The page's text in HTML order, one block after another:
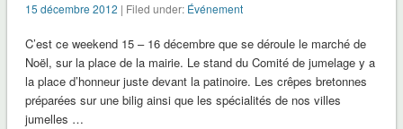
15 décembre 2012 | Filed under: Événement
C’est ce weekend 15 – 16 décembre que se déroule le marché de
Noël, sur la place de la mairie. Le stand du Comité de jumelage y a
la place d’honneur juste devant la patinoire. Les crêpes bretonnes
préparées sur une bilig ainsi que les spécialités de nos villes
jumelles …